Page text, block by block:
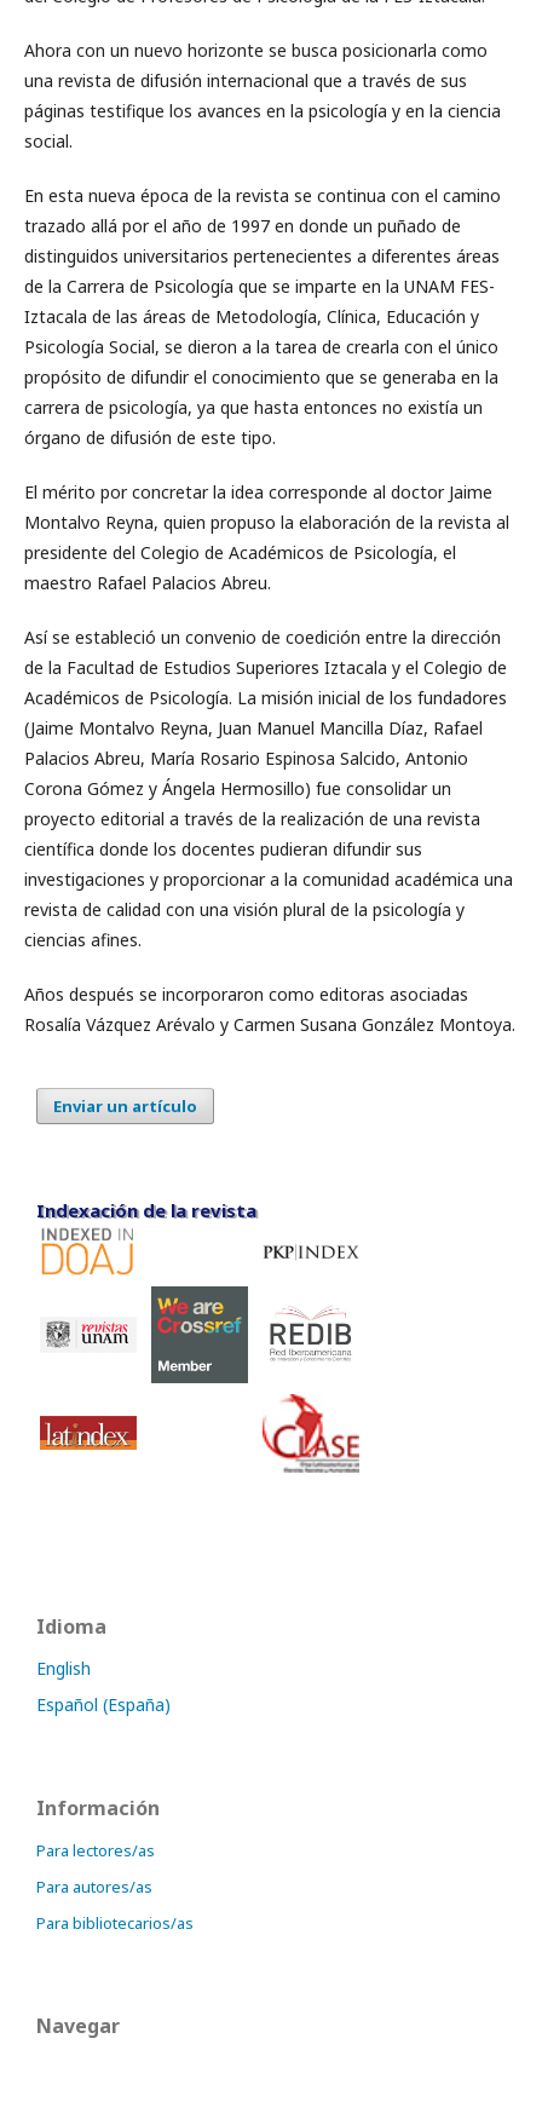
Ahora con un nuevo horizonte se busca posicionarla como
una revista de difusión internacional que a través de sus
páginas testifique los avances en la psicología y en la ciencia
social.
En esta nueva época de la revista se continua con el camino
trazado allá por el año de 1997 en donde un puñado de
distinguidos universitarios pertenecientes a diferentes áreas
de la Carrera de Psicología que se imparte en la UNAM FES-
Iztacala de las áreas de Metodología, Clínica, Educación y
Psicología Social, se dieron a la tarea de crearla con el único
propósito de difundir el conocimiento que se generaba en la
carrera de psicología, ya que hasta entonces no existía un
órgano de difusión de este tipo.
El mérito por concretar la idea corresponde al doctor Jaime
Montalvo Reyna, quien propuso la elaboración de la revista al
presidente del Colegio de Académicos de Psicología, el
maestro Rafael Palacios Abreu.
Así se estableció un convenio de coedición entre la dirección
de la Facultad de Estudios Superiores Iztacala y el Colegio de
Académicos de Psicología. La misión inicial de los fundadores
(Jaime Montalvo Reyna, Juan Manuel Mancilla Díaz, Rafael
Palacios Abreu, María Rosario Espinosa Salcido, Antonio
Corona Gómez y Ángela Hermosillo) fue consolidar un
proyecto editorial a través de la realización de una revista
científica donde los docentes pudieran difundir sus
investigaciones y proporcionar a la comunidad académica una
revista de calidad con una visión plural de la psicología y
ciencias afines.
Años después se incorporaron como editoras asociadas
Rosalía Vázquez Arévalo y Carmen Susana González Montoya.
Enviar un artículo
Indexación de la revista
Indexación de la revista
Idioma
English
Español (España)
Información
Para lectores/as
Para autores/as
Para bibliotecarios/as
Navegar